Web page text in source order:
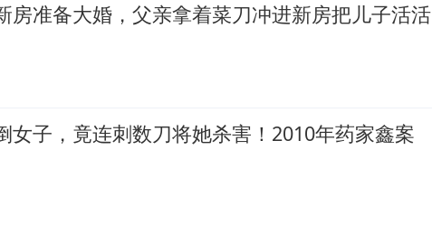
房准备大婚，父亲拿着菜刀冲进新房把儿子活活
女子，竟连刺数刀将她杀害！2010年药家鑫案